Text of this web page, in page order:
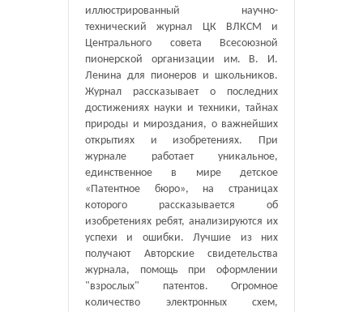
иллюстрированный научно-
технический журнал ЦК ВЛКСМ и
Центрального совета Всесоюзной
пионерской организации им. В. И.
Ленина для пионеров и школьников.
Журнал рассказывает о последних
достижениях науки и техники, тайнах
природы и мироздания, о важнейших
открытиях и изобретениях. При
журнале работает уникальное,
единственное в мире детское
«Патентное бюро», на страницах
которого рассказывается об
изобретениях ребят, анализируются их
успехи и ошибки. Лучшие из них
получают Авторские свидетельства
журнала, помощь при оформлении
"взрослых" патентов. Огромное
количество электронных схем,